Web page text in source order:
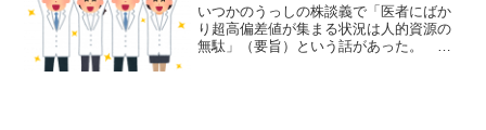
いつかのうっしの株談義で「医者にばか
り超高偏差値が集まる状況は人的資源の
無駄」（要旨）という話があった。 そ